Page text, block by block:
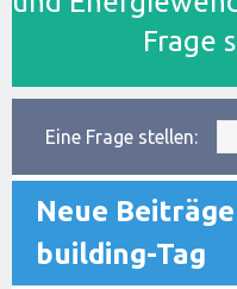
Frage
Eine Frage stellen:
Neue
building-Tag